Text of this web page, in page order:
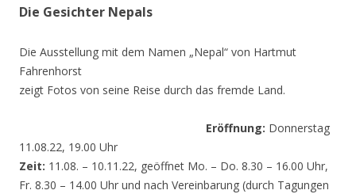
Die Gesichter Nepals
Die Ausstellung mit dem Namen „Nepal“ von Hartmut
Fahrenhorst
zeigt Fotos von seine Reise durch das fremde Land.
Eröffnung: Donnerstag
11.08.22, 19.00 Uhr
Zeit: 11.08. – 10.11.22, geöffnet Mo. – Do. 8.30 – 16.00 Uhr,
Fr. 8.30 – 14.00 Uhr und nach Vereinbarung (durch Tagungen